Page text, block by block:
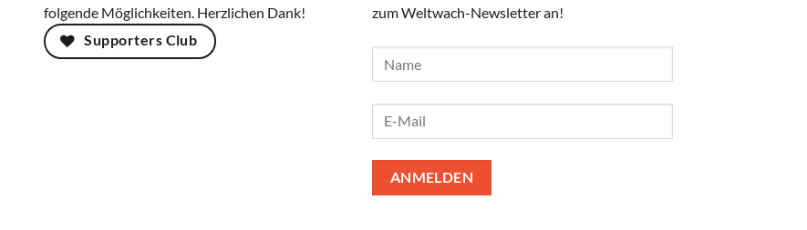
folgende Möglichkeiten. Herzlichen Dank!
Supporters Club
zum Weltwach-Newsletter an!